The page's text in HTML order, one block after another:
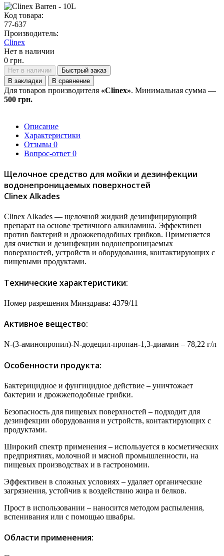
Код товара:
77-637
Производитель:
Clinex
Нет в наличии
0 грн.
Нет в наличии
Быстрый заказ
В закладки
В сравнение
Для товаров производителя «Clinex». Минимальная сумма —
500 грн.
Описание
Характеристики
Отзывы 0
Вопрос-ответ 0
Щелочное средство для мойки и дезинфекции
водонепроницаемых поверхностей
Clinex Alkades
Clinex Alkades — щелочной жидкий дезинфицирующий
препарат на основе третичного алкиламина. Эффективен
против бактерий и дрожжеподобных грибков. Применяется
для очистки и дезинфекции водонепроницаемых
поверхностей, устройств и оборудования, контактирующих с
пищевыми продуктами.
Технические характеристики:
Номер разрешения Минздрава: 4379/11
Активное вещество:
N-(3-аминопропил)-N-додецил-пропан-1,3-диамин – 78,22 г/л
Особенности продукта:
Бактерицидное и фунгицидное действие – уничтожает
бактерии и дрожжеподобные грибки.
Безопасность для пищевых поверхностей – подходит для
дезинфекции оборудования и устройств, контактирующих с
продуктами.
Широкий спектр применения – используется в косметических
предприятиях, молочной и мясной промышленности, на
пищевых производствах и в гастрономии.
Эффективен в сложных условиях – удаляет органические
загрязнения, устойчив к воздействию жира и белков.
Прост в использовании – наносится методом распыления,
вспенивания или с помощью швабры.
Области применения: